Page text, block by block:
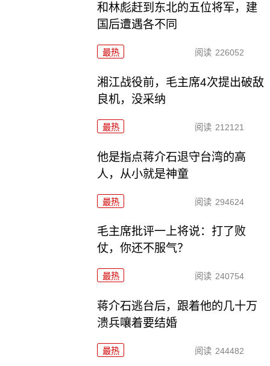
和林彪赶到东北的五位将军，建
国后遭遇各不同
最热 阅读 226052
湘江战役前，毛主席4次提出破敌
良机，没采纳
最热 阅读 212121
他是指点蒋介石退守台湾的高
人，从小就是神童
最热 阅读 294624
毛主席批评一上将说：打了败
仗，你还不服气？
最热 阅读 240754
蒋介石逃台后，跟着他的几十万
溃兵嚷着要结婚
最热 阅读 244482